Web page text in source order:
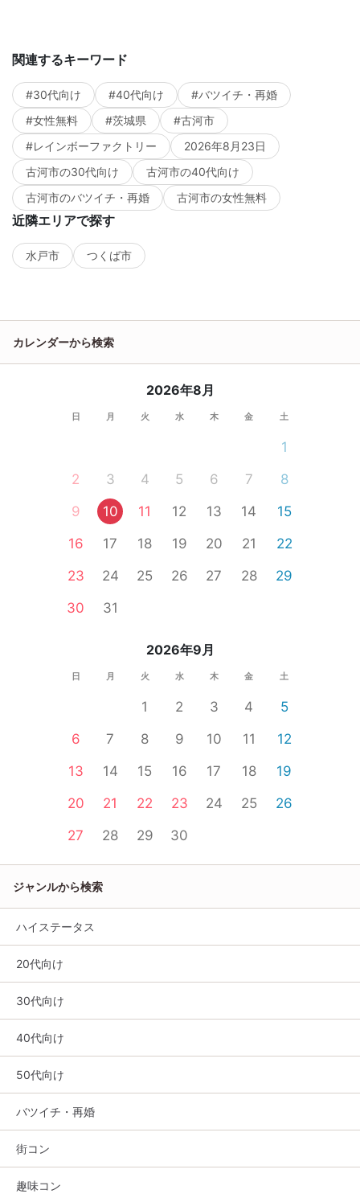
関連するキーワード
#30代向け #40代向け
#バツイチ・再婚
#女性無料
#茨城県
#古河市
#レインボーファクトリー
2026年8月23日
古河市の30代向け
古河市の40代向け
古河市のバツイチ・再婚
古河市の女性無料
近隣エリアで探す
水戸市 つくば市
カレンダーから検索
2026年8月
日 月 火 水 木 金 土
1
2
3 4 5 6 7
8
9
10 11 12 13 14
15
16
17 18 19 20 21
22
23
24 25 26 27 28
29
30
31
2026年9月
日 月 火 水 木 金 土
1 2 3 4
5
6
7 8 9 10 11
12
13
14 15 16 17 18
19
20
21 22 23 24 25
26
27
28 29 30
ジャンルから検索
ハイステータス
20代向け
30代向け
40代向け
50代向け
バツイチ・再婚
街コン
趣味コン